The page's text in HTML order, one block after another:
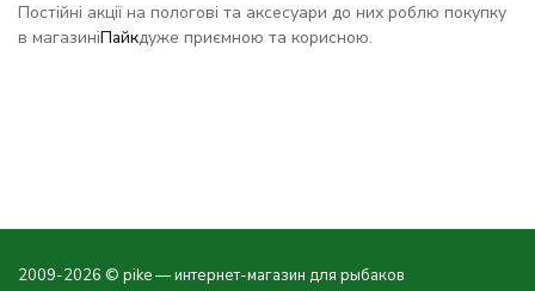
Постійні акції на пологові та аксесуари до них роблю покупку
в магазиніПайкдуже приємною та корисною.
2009-2026 © pike — интернет-магазин для рыбаков